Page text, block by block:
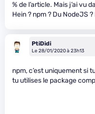
% de l’article. Mais j’ai vu
Hein ? npm ? Du NodeJS
PtiDidi
Le 28/01/2020 à 23h13
npm, c’est uniquement si
tu utilises le package